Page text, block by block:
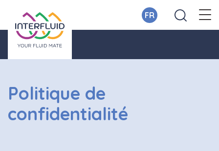
FR
Politique de
confidentialité